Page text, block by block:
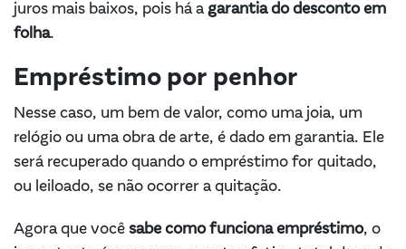
juros mais baixos, pois há agarantia do desconto em
folha.
Empréstimo por penhor
Nesse caso, um bem de valor, como uma joia, um
relógio ou uma obra de arte, é dado em garantia. Ele
será recuperado quando o empréstimo for quitado,
ou leiloado, se não ocorrer a quitação.
Agora que você sabe como funciona empréstimo, o